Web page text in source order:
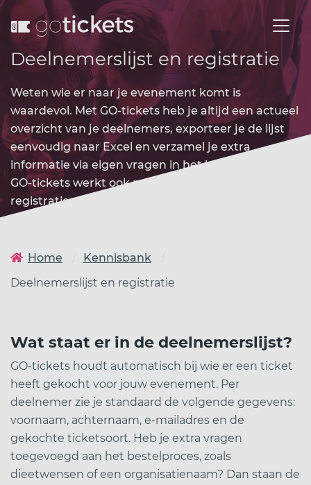
Deelnemerslijst en registratie
Weten wie er naar je evenement komt is
waardevol. Met GO-tickets heb je altijd een actueel
overzicht van je deelnemers, exporteer je de lijst
eenvoudig naar Excel en verzamel je extra
informatie via eigen vragen in het bestelproces.
GO-tickets werkt ook prima als puur
registratiesysteem voor gratis evenementen.
Home
Kennisbank
Deelnemerslijst en registratie
Wat staat er in de deelnemerslijst?
GO-tickets houdt automatisch bij wie er een ticket
heeft gekocht voor jouw evenement. Per
deelnemer zie je standaard de volgende gegevens:
voornaam, achternaam, e-mailadres en de
gekochte ticketsoort. Heb je extra vragen
toegevoegd aan het bestelproces, zoals
dieetwensen of een organisatienaam? Dan staan de